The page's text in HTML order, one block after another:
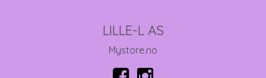
LILLE-L AS
Mystore.no